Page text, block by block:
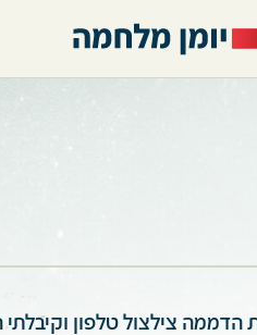
1973 בשעה 9:30 החריד את הדממה צילצול טלפון